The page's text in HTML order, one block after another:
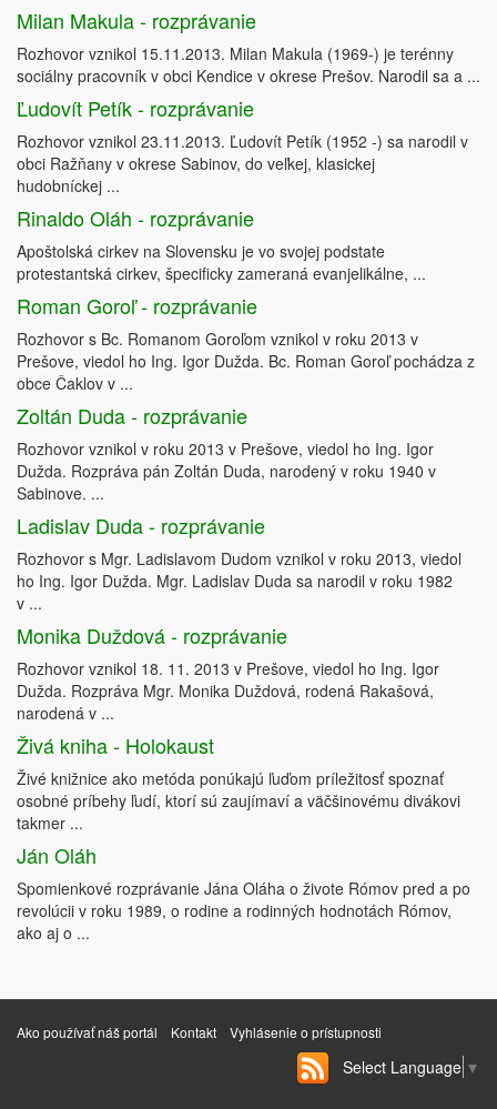
Milan Makula - rozprávanie
Rozhovor vznikol 15.11.2013. Milan Makula (1969-) je terénny
sociálny pracovník v obci Kendice v okrese Prešov. Narodil sa a ...
Ľudovít Petík - rozprávanie
Rozhovor vznikol 23.11.2013. Ľudovít Petík (1952 -) sa narodil v
obci Ražňany v okrese Sabinov, do veľkej, klasickej
hudobníckej ...
Rinaldo Oláh - rozprávanie
Apoštolská cirkev na Slovensku je vo svojej podstate
protestantská cirkev, špecificky zameraná evanjelikálne, ...
Roman Goroľ - rozprávanie
Rozhovor s Bc. Romanom Goroľom vznikol v roku 2013 v
Prešove, viedol ho Ing. Igor Dužda. Bc. Roman Goroľ pochádza z
obce Čaklov v ...
Zoltán Duda - rozprávanie
Rozhovor vznikol v roku 2013 v Prešove, viedol ho Ing. Igor
Dužda. Rozpráva pán Zoltán Duda, narodený v roku 1940 v
Sabinove. ...
Ladislav Duda - rozprávanie
Rozhovor s Mgr. Ladislavom Dudom vznikol v roku 2013, viedol
ho Ing. Igor Dužda. Mgr. Ladislav Duda sa narodil v roku 1982
v ...
Monika Duždová - rozprávanie
Rozhovor vznikol 18. 11. 2013 v Prešove, viedol ho Ing. Igor
Dužda. Rozpráva Mgr. Monika Duždová, rodená Rakašová,
narodená v ...
Živá kniha - Holokaust
Živé knižnice ako metóda ponúkajú ľuďom príležitosť spoznať
osobné príbehy ľudí, ktorí sú zaujímaví a väčšinovému divákovi
takmer ...
Ján Oláh
Spomienkové rozprávanie Jána Oláha o živote Rómov pred a po
revolúcii v roku 1989, o rodine a rodinných hodnotách Rómov,
ako aj o ...
Ako používať náš portál Kontakt Vyhlásenie o prístupnosti
Select Language ▼